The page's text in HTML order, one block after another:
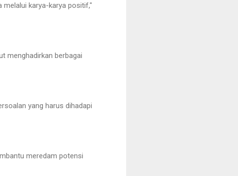
melalui karya-karya positif,"
menghadirkan berbagai
yang harus dihadapi
meredam potensi